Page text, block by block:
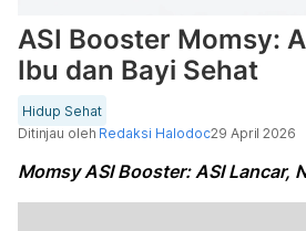
ASI Booster Momsy:
Ibu dan Bayi Sehat
Hidup Sehat
Ditinjau oleh Redaksi Halodoc29 April 2026
Momsy ASI Booster: ASI Lancar,